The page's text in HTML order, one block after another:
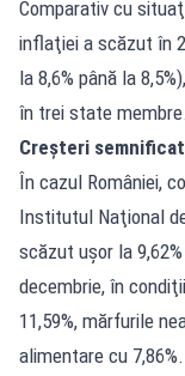
Comparativ cu
inflaţiei a scăzut în
la 8,6% până la
în trei state membre.
Creșteri
În cazul României,
Institutul Naţional
scăzut uşor la
decembrie, în
11,59%, mărfurile
alimentare cu 7,86%.